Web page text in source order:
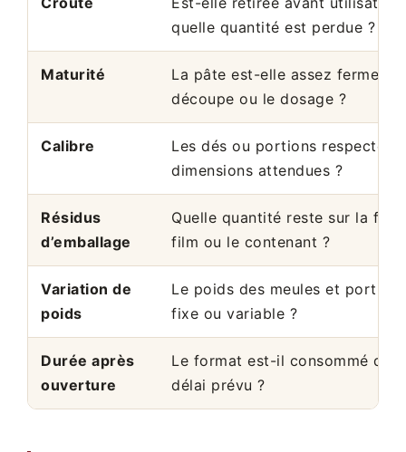
quelle quantité est perdue ?
Maturité
La pâte est-elle assez ferme
découpe ou le dosage ?
Calibre
Les dés ou portions
dimensions attendues ?
Résidus
d’emballage
Quelle quantité reste sur la
film ou le contenant ?
Variation de
poids
Le poids des meules et
fixe ou variable ?
Durée après
ouverture
Le format est-il consommé
délai prévu ?